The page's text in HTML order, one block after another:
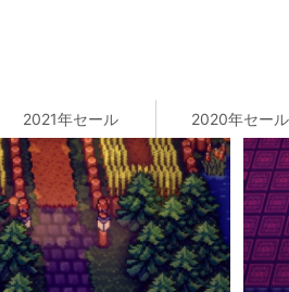
2021年セール 2020年セール